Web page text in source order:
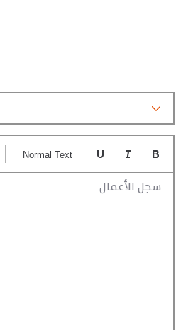
سجل الأعمال
Normal Text